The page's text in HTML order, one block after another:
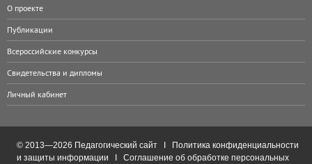
О проекте
Публикации
Всероссийские конкурсы
Свидетельства и дипломы
Личный кабинет
© 2013—2026 Педагогический сайт I
Политика конфиденциальности
и защиты информации
Соглашение об обработке персональных